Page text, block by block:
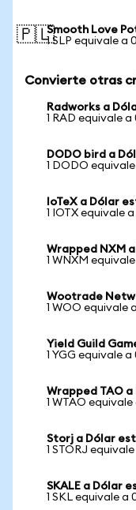
🇵🇱Smooth Love
1 SLP equivale a
Convierte otras
Radworks a
1 RAD equivale a
DODO bird a
1 DODO
IoTeX a Dólar
1 IOTX equivale
Wrapped NXM
1 WNXM
Wootrade
1 WOO equivale
Yield Guild
1 YGG equivale a
Wrapped TAO
1 WTAO equivale
Storj a Dólar
1 STORJ
SKALE a Dólar
1 SKL equivale a